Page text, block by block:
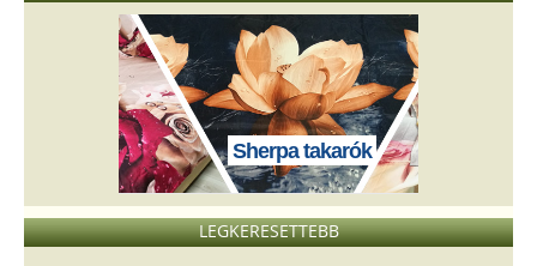
Sherpa takarók
LEGKERESETTEBB